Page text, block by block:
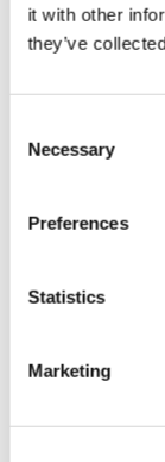
it with other
they’ve
Selection
Necessary
Preferences
Statistics
Marketing
hängen davon
und Pflege
Reinigung
Einer kurzen
Anhänger
was Sie achten